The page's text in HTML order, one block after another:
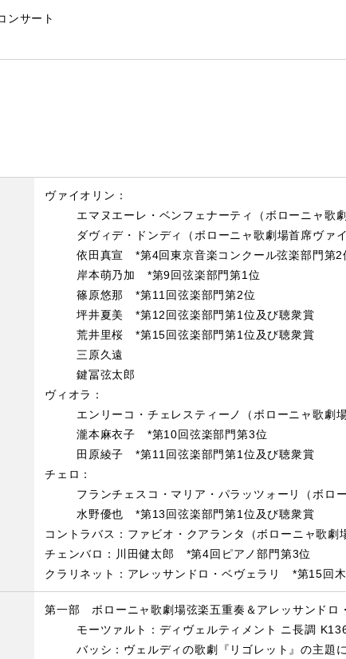
サート
ヴァイオリン：
エマヌエーレ・ベンフェナーティ（ボローニャ歌
ダヴィデ・ドンディ（ボローニャ歌劇場首席ヴァ
依田真宣 *第4回東京音楽コンクール弦楽部門第2
岸本萌乃加 *第9回弦楽部門第1位
篠原悠那 *第11回弦楽部門第2位
坪井夏美 *第12回弦楽部門第1位及び聴衆賞
荒井里桜 *第15回弦楽部門第1位及び聴衆賞
三原久遠
鍵冨弦太郎
ヴィオラ：
エンリーコ・チェレスティーノ（ボローニャ歌劇
瀧本麻衣子 *第10回弦楽部門第3位
田原綾子 *第11回弦楽部門第1位及び聴衆賞
チェロ：
フランチェスコ・マリア・パラッツォーリ（ボロ
水野優也 *第13回弦楽部門第1位及び聴衆賞
コントラバス：ファビオ・クアランタ（ボローニャ歌劇
チェンバロ：川田健太郎 *第4回ピアノ部門第3位
クラリネット：アレッサンドロ・ベヴェラリ *第15回
第一部 ボローニャ歌劇場弦楽五重奏＆アレッサンドロ
モーツァルト：ディヴェルティメント ニ長調
バッシ：ヴェルディの歌劇『リゴレット』の主題